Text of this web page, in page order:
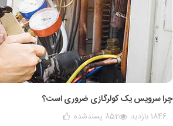
چرا سرویس یک کولرگازی ضروری است؟
1846 بازدید 852 پسندشده